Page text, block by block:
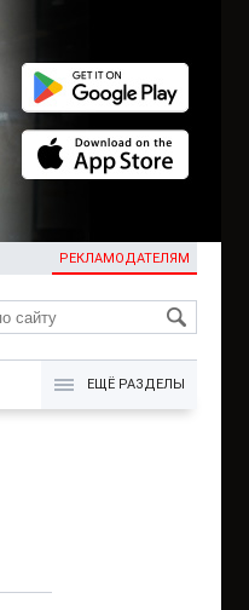
РЕКЛАМОДАТЕЛЯМ
KG
ЕЩЁ РАЗДЕЛЫ